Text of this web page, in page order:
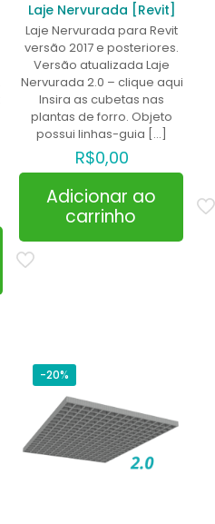
Laje Nervurada [Revit]
Laje Nervurada para Revit
versão 2017 e posteriores.
Versão atualizada Laje
Nervurada 2.0 – clique aqui
Insira as cubetas nas
plantas de forro. Objeto
possui linhas-guia […]
R$0,00
Adicionar ao
carrinho
-20%